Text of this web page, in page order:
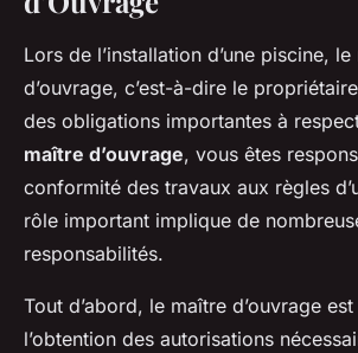
Lors de l’installation d’une piscine,
d’ouvrage, c’est-à-dire le
des obligations importantes à
maître d’ouvrage, vous êtes
conformité des travaux aux règles
rôle important implique de
responsabilités.
Tout d’abord, le maître d’ouvrage
l’obtention des autorisations